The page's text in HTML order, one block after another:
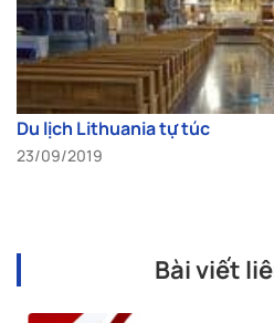
Du lịch Lithuania tự túc
23/09/2019
Bài viết